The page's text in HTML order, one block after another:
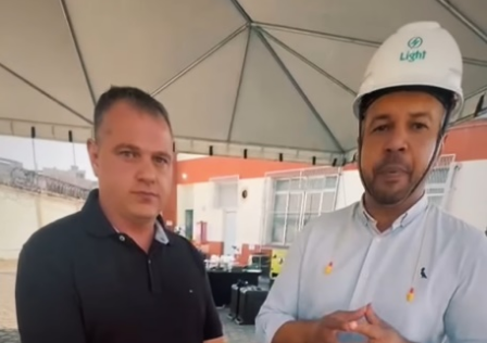
pensar na carreira apenas como uma sequência de
posições ou funções, esquecendo que ela é uma
construção muito maior, que envolve propósito,
impacto e crescimento pessoal”, comenta Mirella
Franco, autora do livro.
“E esse valor não vem apenas da experiência que
acumula, mas da forma como você se posiciona, se
reinventa e se torna indispensável e reconhecido pelo
impacto que gera. Sua jornada não é apenas um caminho
percorrido, mas um patrimônio valioso”, acrescenta.
Com linguagem acessível, o livro combina elementos de